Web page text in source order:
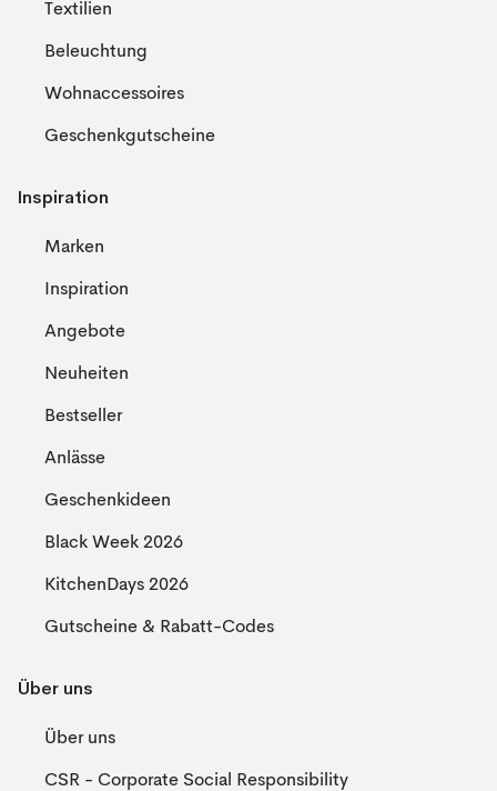
Textilien
Beleuchtung
Wohnaccessoires
Geschenkgutscheine
Inspiration
Marken
Inspiration
Angebote
Neuheiten
Bestseller
Anlässe
Geschenkideen
Black Week 2026
KitchenDays 2026
Gutscheine & Rabatt-Codes
Über uns
Über uns
CSR - Corporate Social Responsibility